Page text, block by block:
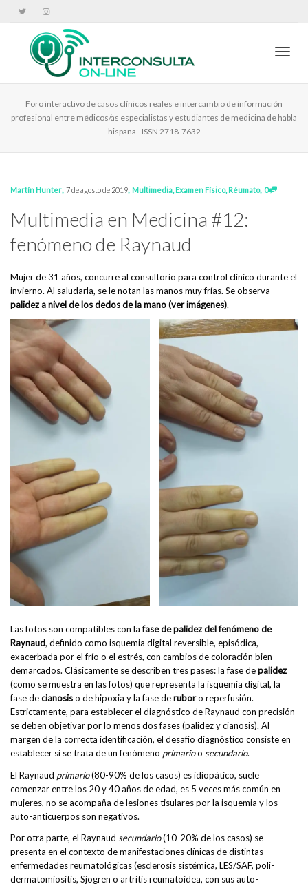
Foro interactivo de casos clínicos reales e intercambio de información
profesional entre médicos/as especialistas y estudiantes de medicina de habla
hispana - ISSN 2718-7632
Martín Hunter, 7 de agosto de 2019, Multimedia, Examen Físico, Réumato, 0
Multimedia en Medicina #12:
fenómeno de Raynaud
Mujer de 31 años, concurre al consultorio para control clínico durante el
invierno. Al saludarla, se le notan las manos muy frías. Se observa
palidez a nivel de los dedos de la mano (ver imágenes).
Las fotos son compatibles con lafase de palidez del fenómeno de
Raynaud, definido como isquemia digital reversible, episódica,
exacerbada por el frío o el estrés, con cambios de coloración bien
demarcados. Clásicamente se describen tres pases: la fase depalidez
(como se muestra en las fotos) que representa la isquemia digital, la
fase decianosiso de hipoxia y la fase deruboro reperfusión.
Estrictamente, para establecer el diagnóstico de Raynaud con precisión
se deben objetivar por lo menos dos fases (palidez y cianosis). Al
margen de la correcta identificación, el desafío diagnóstico consiste en
establecer si se trata de un fenómeno primarioo secundario.
El Raynaud primario(80-90% de los casos) es idiopático, suele
comenzar entre los 20 y 40 años de edad, es 5 veces más común en
mujeres, no se acompaña de lesiones tisulares por la isquemia y los
auto-anticuerpos son negativos.
Por otra parte, el Raynaud secundario(10-20% de los casos) se
presenta en el contexto de manifestaciones clínicas de distintas
enfermedades reumatológicas (esclerosis sistémica, LES/SAF, poli-
dermatomiositis, Sjögren o artritis reumatoidea, con sus auto-